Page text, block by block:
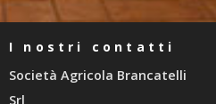
I nostri contatti
Società Agricola Brancatelli
Srl